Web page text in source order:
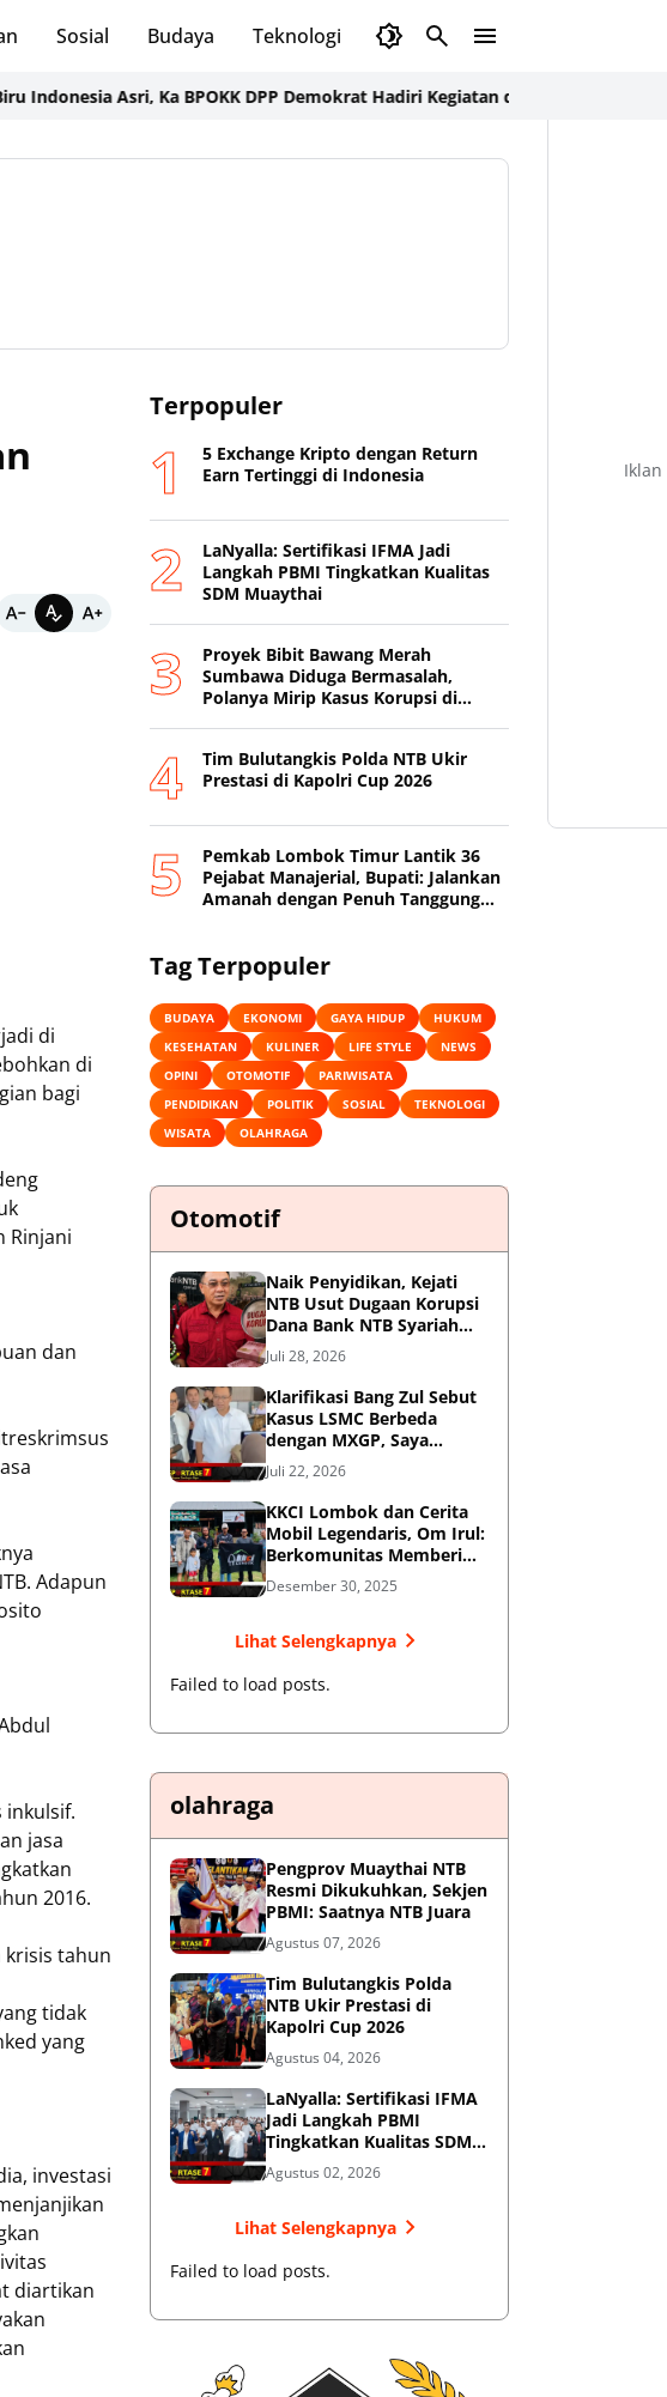
Sosial Budaya Teknologi Olahraga
Asri, Ka BPOKK DPP Demokrat Hadiri Kegiatan di Loteng
di
di
bagi
Rinjani
dan
Adapun
inkulsif.
jasa
2016.
krisis tahun
tidak
yang
investasi
diartikan
Terpopuler
5 Exchange Kripto dengan Return
Earn Tertinggi di Indonesia
LaNyalla: Sertifikasi IFMA Jadi
Langkah PBMI Tingkatkan Kualitas
SDM Muaythai
Proyek Bibit Bawang Merah
Sumbawa Diduga Bermasalah,
Polanya Mirip Kasus Korupsi di
Tim Bulutangkis Polda NTB Ukir
Prestasi di Kapolri Cup 2026
Pemkab Lombok Timur Lantik 36
Pejabat Manajerial, Bupati: Jalankan
Amanah dengan Penuh Tanggung
Tag Terpopuler
BUDAYA EKONOMI GAYA HIDUP
HUKUM
KESEHATAN
KULINER LIFE STYLE
NEWS
OPINI
OTOMOTIF
PARIWISATA
PENDIDIKAN
POLITIK SOSIAL
TEKNOLOGI
WISATA
OLAHRAGA
Otomotif
Naik Penyidikan, Kejati
NTB Usut Dugaan Korupsi
Dana Bank NTB Syariah
untuk MXGP 2023
Juli 28, 2026
Klarifikasi Bang Zul Sebut
Kasus LSMC Berbeda
dengan MXGP, Saya
Dipanggil Sebagai Saksi
Juli 22, 2026
KKCI Lombok dan Cerita
Mobil Legendaris, Om Irul:
Berkomunitas Memberi
Manfaat dan Membangun
Imej Positif
Desember 30, 2025
Lihat Selengkapnya
Failed to load posts.
olahraga
Pengprov Muaythai NTB
Resmi Dikukuhkan, Sekjen
PBMI: Saatnya NTB Juara
Agustus 07, 2026
Tim Bulutangkis Polda
NTB Ukir Prestasi di
Kapolri Cup 2026
Agustus 04, 2026
LaNyalla: Sertifikasi IFMA
Jadi Langkah PBMI
Tingkatkan Kualitas SDM
Muaythai
Agustus 02, 2026
Lihat Selengkapnya
Failed to load posts.
Iklan